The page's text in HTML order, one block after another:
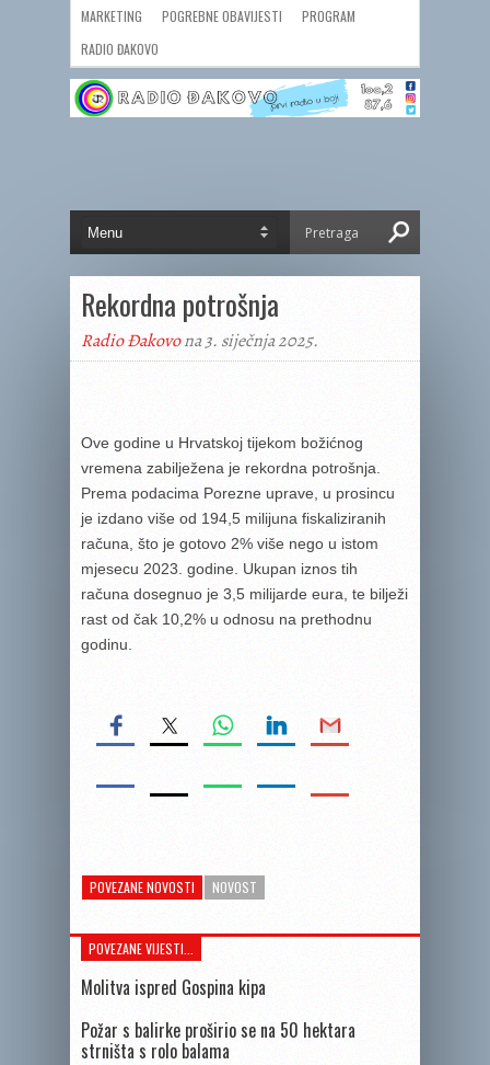
MARKETING POGREBNE OBAVIJESTI
PROGRAM
RADIO ĐAKOVO
Rekordna potrošnja
Radio Đakovona 3. siječnja 2025.
Ove godine u Hrvatskoj tijekom božićnog
vremena zabilježena je rekordna potrošnja.
Prema podacima Porezne uprave, u prosincu
je izdano više od 194,5 milijuna fiskaliziranih
računa, što je gotovo 2% više nego u istom
mjesecu 2023. godine. Ukupan iznos tih
računa dosegnuo je 3,5 milijarde eura, te bilježi
rast od čak 10,2% u odnosu na prethodnu
godinu.
POVEZANE NOVOSTI NOVOST
POVEZANE VIJESTI...
Molitva ispred Gospina kipa
Požar s balirke proširio se na 50 hektara
strništa s rolo balama